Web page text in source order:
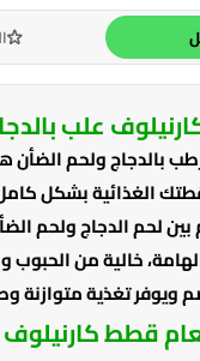
علب
بالدجاج ولحم
الغذائية بشكل
لحم الدجاج ولحم
الهامة، خالية من
تغذية متوازنة
قطط